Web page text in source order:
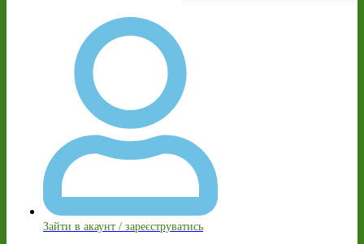
Зайти в акаунт / зареєструватись